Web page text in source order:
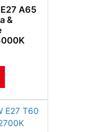
A65
&